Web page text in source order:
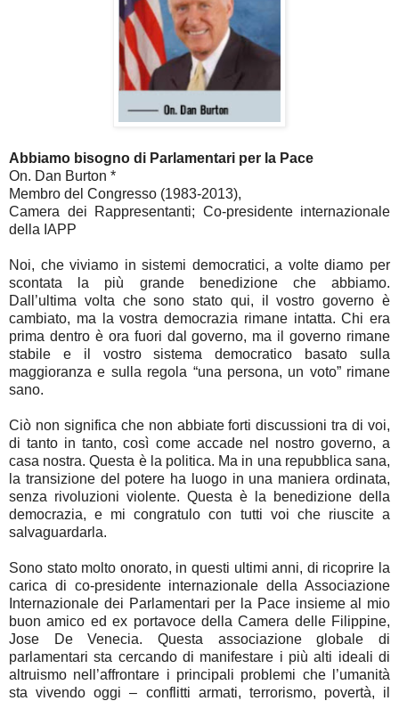
Abbiamo bisogno di Parlamentari per la Pace
On. Dan Burton *
Membro del Congresso (1983-2013),
Camera dei Rappresentanti; Co-presidente internazionale
della IAPP
Noi, che viviamo in sistemi democratici, a volte diamo per
scontata la più grande benedizione che abbiamo.
Dall’ultima volta che sono stato qui, il vostro governo è
cambiato, ma la vostra democrazia rimane intatta. Chi era
prima dentro è ora fuori dal governo, ma il governo rimane
stabile e il vostro sistema democratico basato sulla
maggioranza e sulla regola “una persona, un voto” rimane
sano.
Ciò non significa che non abbiate forti discussioni tra di voi,
di tanto in tanto, così come accade nel nostro governo, a
casa nostra. Questa è la politica. Ma in una repubblica sana,
la transizione del potere ha luogo in una maniera ordinata,
senza rivoluzioni violente. Questa è la benedizione della
democrazia, e mi congratulo con tutti voi che riuscite a
salvaguardarla.
Sono stato molto onorato, in questi ultimi anni, di ricoprire la
carica di co-presidente internazionale della Associazione
Internazionale dei Parlamentari per la Pace insieme al mio
buon amico ed ex portavoce della Camera delle Filippine,
Jose De Venecia. Questa associazione globale di
parlamentari sta cercando di manifestare i più alti ideali di
altruismo nell’affrontare i principali problemi che l’umanità
sta vivendo oggi – conflitti armati, terrorismo, povertà, il